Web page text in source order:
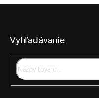
Vyhľadávanie